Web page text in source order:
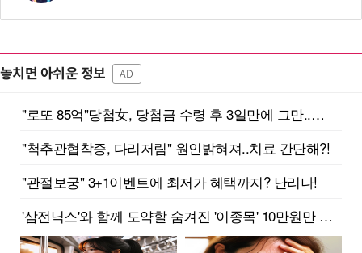
놓치면 아쉬운 정보 AD